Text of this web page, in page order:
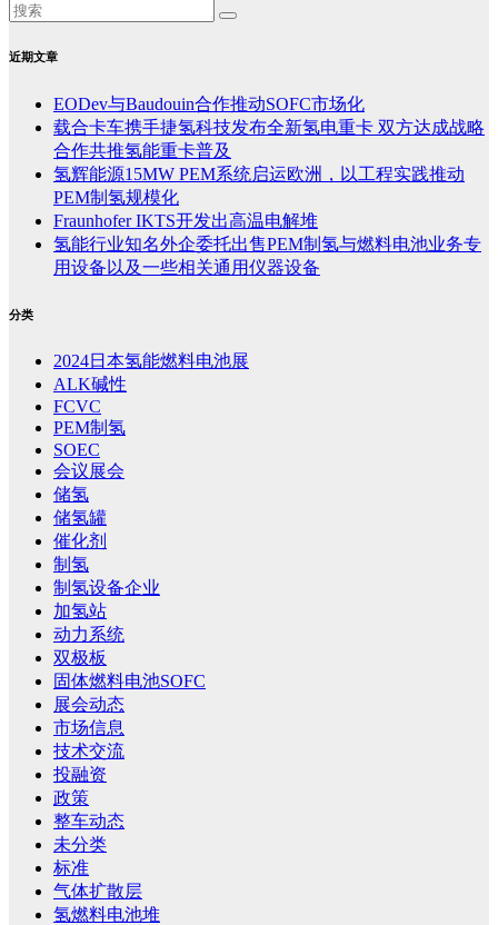
近期文章
EODev与Baudouin合作推动SOFC市场化
载合卡车携手捷氢科技发布全新氢电重卡 双方达成战略
合作共推氢能重卡普及
氢辉能源15MW PEM系统启运欧洲，以工程实践推动
PEM制氢规模化
Fraunhofer IKTS开发出高温电解堆
氢能行业知名外企委托出售PEM制氢与燃料电池业务专
用设备以及一些相关通用仪器设备
分类
2024日本氢能燃料电池展
ALK碱性
FCVC
PEM制氢
SOEC
会议展会
储氢
储氢罐
催化剂
制氢
制氢设备企业
加氢站
动力系统
双极板
固体燃料电池SOFC
展会动态
市场信息
技术交流
投融资
政策
整车动态
未分类
标准
气体扩散层
氢燃料电池堆